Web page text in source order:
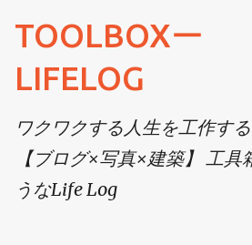
スキップしてメイン コン
TOOLBOXー
LIFELOG
ワクワクする人生を工作す
【ブログ×写真×建築】 工具
うなLife Log